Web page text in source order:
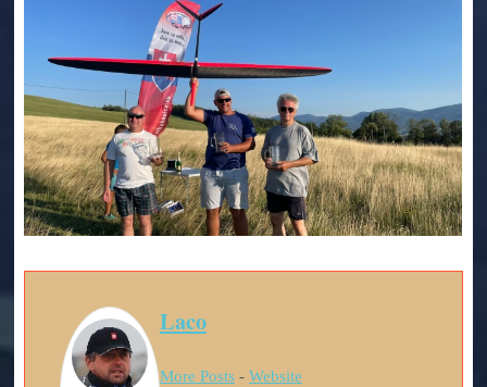
Laco
More Posts- Website